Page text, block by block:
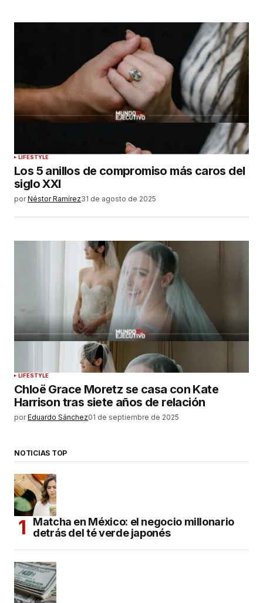
LIFESTYLE
Los 5 anillos de compromiso más caros del
siglo XXI
por Néstor Ramírez31 de agosto de 2025
LIFESTYLE
Chloë Grace Moretz se casa con Kate
Harrison tras siete años de relación
por Eduardo Sánchez01 de septiembre de 2025
NOTICIAS TOP
Matcha en México: el negocio millonario
detrás del té verde japonés